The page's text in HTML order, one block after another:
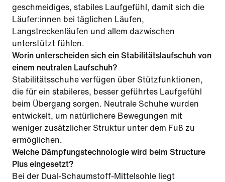
geschmeidiges, stabiles Laufgefühl, damit sich die
Läufer:innen bei täglichen Läufen,
Langstreckenläufen und allem dazwischen
unterstützt fühlen.
Worin unterscheiden sich ein Stabilitätslaufschuh von
einem neutralen Laufschuh?
Stabilitätsschuhe verfügen über Stützfunktionen,
die für ein stabileres, besser geführtes Laufgefühl
beim Übergang sorgen. Neutrale Schuhe wurden
entwickelt, um natürlichere Bewegungen mit
weniger zusätzlicher Struktur unter dem Fuß zu
ermöglichen.
Welche Dämpfungstechnologie wird beim Structure
Plus eingesetzt?
Bei der Dual-Schaumstoff-Mittelsohle liegt